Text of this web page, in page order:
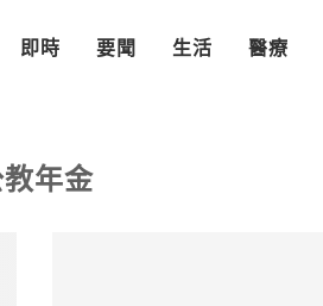
即時 要聞 生活 醫療
年金